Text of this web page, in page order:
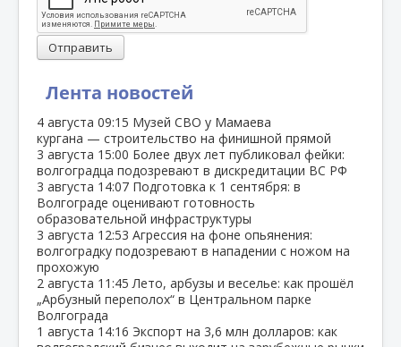
Лента новостей
4 августа 09:15 Музей СВО у Мамаева
кургана — строительство на финишной прямой
3 августа 15:00 Более двух лет публиковал фейки:
волгоградца подозревают в дискредитации ВС РФ
3 августа 14:07 Подготовка к 1 сентября: в
Волгограде оценивают готовность
образовательной инфраструктуры
3 августа 12:53 Агрессия на фоне опьянения:
волгоградку подозревают в нападении с ножом на
прохожую
2 августа 11:45 Лето, арбузы и веселье: как прошёл
„Арбузный переполох“ в Центральном парке
Волгограда
1 августа 14:16 Экспорт на 3,6 млн долларов: как
Отправить